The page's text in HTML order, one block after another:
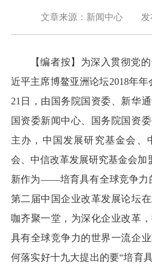
文章来源：新闻中心 发
【编者按】为深入贯彻党
近平主席博鳌亚洲论坛2018年
21日，由国务院国资委、新华
国资委新闻中心、国务院国资
主办，中国发展研究基金会、
会、中信改革发展研究基金会加
新作为——培育具有全球竞争力
第二届中国企业改革发展论坛
咖齐聚一堂，为深化企业改革
具有全球竞争力的世界一流企
何落实好十九大提出的要“培育